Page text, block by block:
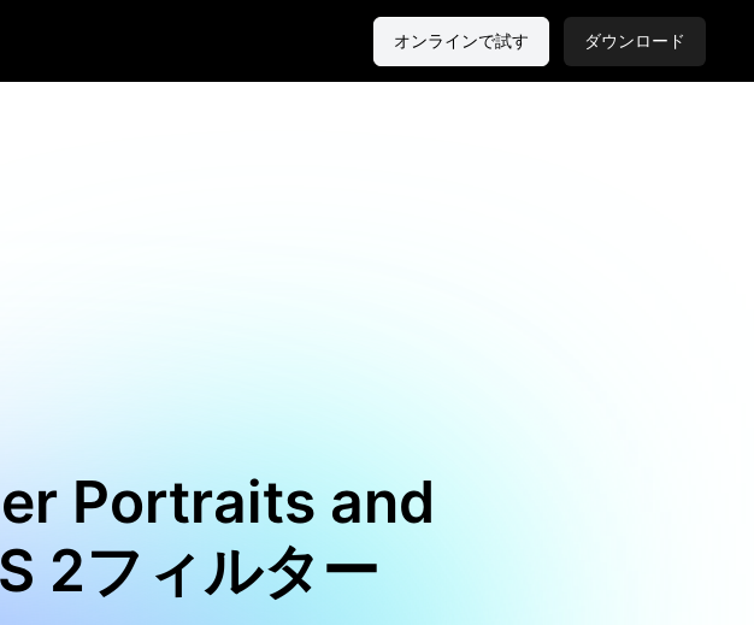
オンラインで試す ダウンロード
Portraits and
2フィルター